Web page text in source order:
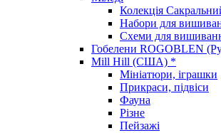
Колекція
Набори для
Схеми для
Гобелени ROGOBLEN
Mill Hill (США) *
Мініатюри, іграшки
Прикраси, підвіси
Фауна
Різне
Пейзажі